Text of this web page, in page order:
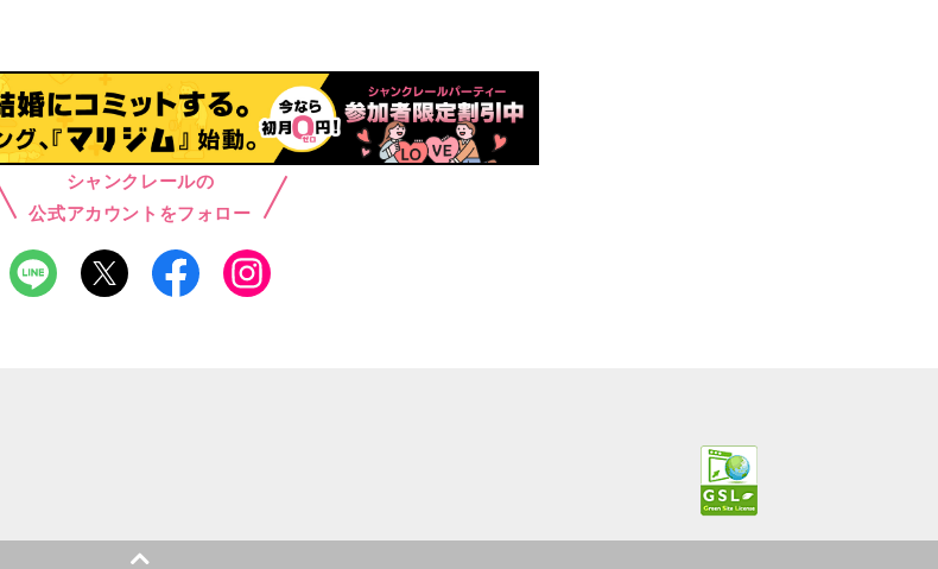
シャンクレールの
公式アカウントをフォロー